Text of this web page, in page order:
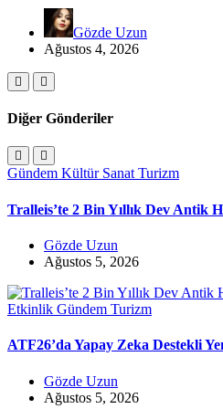
Gözde Uzun
Ağustos 4, 2026
Diğer Gönderiler
Gündem Kültür SanatTurizm
Tralleis’te 2 Bin Yıllık Dev Antik
Gözde Uzun
Ağustos 5, 2026
Etkinlik Gündem Turizm
ATF26’da Yapay Zeka Destekli
Gözde Uzun
Ağustos 5, 2026